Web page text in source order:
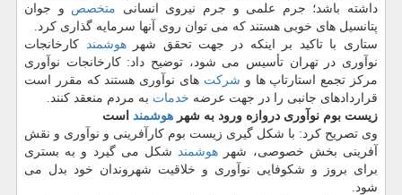
داشته باشد؛ جرم علمی و جرم نیروی انسانی متخصص و جوان
پتانسیل های خوبی هستند كه می توان روی آنها سرمایه گذاری كرد.
ستاری با تاكید بر اینكه در جهت تحقق شهرهوشمند
كارخانجات
نوآوری در تهران تأسیس می شود، توضیح داد: كارخانجات نوآوری
مركز تجمع استارتاپ ها و شركت های نوآوری هستند كه مقرر است
قراردادهای جانبی را در جهت عرضه خدمات به مردم منعقد كنند.
زیست بوم نوآوری دروازه ورود به شهر هوشمند است
وی تصریح كرد: با شكل گیری زیست بوم كارآفرینی و نوآوری و نقش
آفرینی بخش خصوصی، شهر هوشمند شكل می گیرد و به بستری
برای بروز و شكوفایی نوآوری و خلاقیت شهروندان خود بدل می
شود.